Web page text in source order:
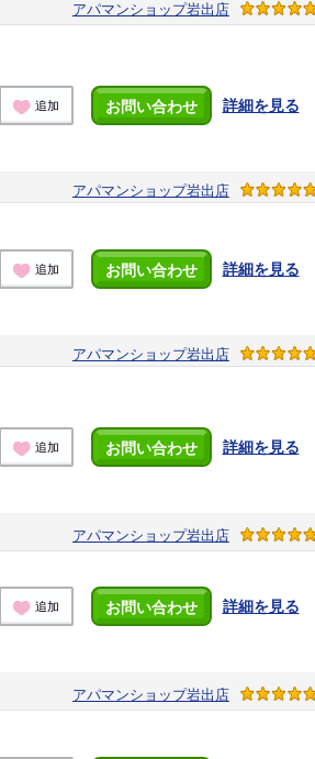
アパマンショップ岩出店
追加 お問い合わせ 詳細を見る
アパマンショップ岩出店
追加 お問い合わせ 詳細を見る
アパマンショップ岩出店
追加 お問い合わせ 詳細を見る
アパマンショップ岩出店
追加 お問い合わせ 詳細を見る
アパマンショップ岩出店